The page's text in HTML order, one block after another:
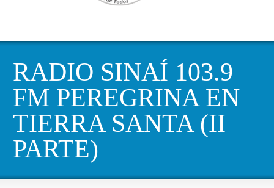
RADIO SINAÍ 103.9
FM PEREGRINA EN
TIERRA SANTA (II
PARTE)